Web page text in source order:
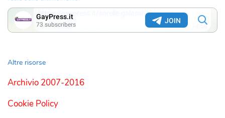
Altre risorse
Archivio 2007-2016
Cookie Policy